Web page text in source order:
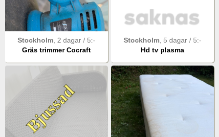
Stockholm 2 dagar/ 5:-
Gräs trimmer Cocraft
Stockholm, 5 dagar / 5:-
Hd tv plasma
Bjussad